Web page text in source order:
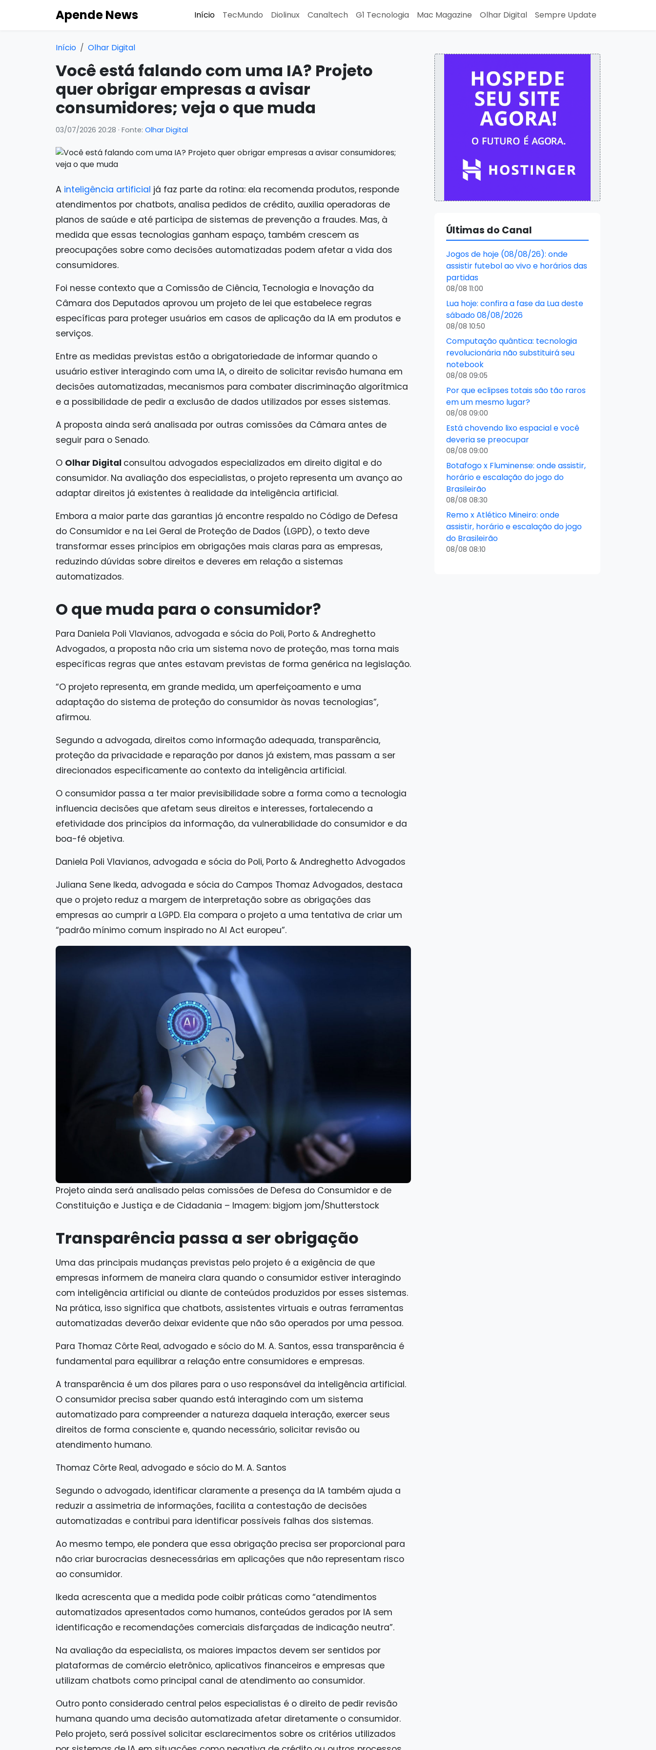
Apende News Início TecMundo Diolinux Canaltech G1 Tecnologia Mac Magazine Olhar Digital Sempre Update
Início Olhar Digital
Você está falando com uma IA? Projeto
quer obrigar empresas a avisar
consumidores; veja o que muda
03/07/2026 20:28 · Fonte: Olhar Digital
A inteligência artificial já faz parte da rotina: ela recomenda produtos, responde
atendimentos por chatbots, analisa pedidos de crédito, auxilia operadoras de
planos de saúde e até participa de sistemas de prevenção a fraudes. Mas, à
medida que essas tecnologias ganham espaço, também crescem as
preocupações sobre como decisões automatizadas podem afetar a vida dos
consumidores.
Foi nesse contexto que a Comissão de Ciência, Tecnologia e Inovação da
Câmara dos Deputados aprovou um projeto de lei que estabelece regras
específicas para proteger usuários em casos de aplicação da IA em produtos e
serviços.
Entre as medidas previstas estão a obrigatoriedade de informar quando o
usuário estiver interagindo com uma IA, o direito de solicitar revisão humana em
decisões automatizadas, mecanismos para combater discriminação algorítmica
e a possibilidade de pedir a exclusão de dados utilizados por esses sistemas.
A proposta ainda será analisada por outras comissões da Câmara antes de
seguir para o Senado.
O Olhar Digital consultou advogados especializados em direito digital e do
consumidor. Na avaliação dos especialistas, o projeto representa um avanço ao
adaptar direitos já existentes à realidade da inteligência artificial.
Embora a maior parte das garantias já encontre respaldo no Código de Defesa
do Consumidor e na Lei Geral de Proteção de Dados (LGPD), o texto deve
transformar esses princípios em obrigações mais claras para as empresas,
reduzindo dúvidas sobre direitos e deveres em relação a sistemas
automatizados.
O que muda para o consumidor?
Para Daniela Poli Vlavianos, advogada e sócia do Poli, Porto & Andreghetto
Advogados, a proposta não cria um sistema novo de proteção, mas torna mais
específicas regras que antes estavam previstas de forma genérica na legislação.
“O projeto representa, em grande medida, um aperfeiçoamento e uma
adaptação do sistema de proteção do consumidor às novas tecnologias”,
afirmou.
Segundo a advogada, direitos como informação adequada, transparência,
proteção da privacidade e reparação por danos já existem, mas passam a ser
direcionados especificamente ao contexto da inteligência artificial.
O consumidor passa a ter maior previsibilidade sobre a forma como a tecnologia
influencia decisões que afetam seus direitos e interesses, fortalecendo a
efetividade dos princípios da informação, da vulnerabilidade do consumidor e da
boa-fé objetiva.
Daniela Poli Vlavianos, advogada e sócia do Poli, Porto & Andreghetto Advogados
Juliana Sene Ikeda, advogada e sócia do Campos Thomaz Advogados, destaca
que o projeto reduz a margem de interpretação sobre as obrigações das
empresas ao cumprir a LGPD. Ela compara o projeto a uma tentativa de criar um
“padrão mínimo comum inspirado no AI Act europeu”.
Projeto ainda será analisado pelas comissões de Defesa do Consumidor e de
Constituição e Justiça e de Cidadania – Imagem: bigjom jom/Shutterstock
Transparência passa a ser obrigação
Uma das principais mudanças previstas pelo projeto é a exigência de que
empresas informem de maneira clara quando o consumidor estiver interagindo
com inteligência artificial ou diante de conteúdos produzidos por esses sistemas.
Na prática, isso significa que chatbots, assistentes virtuais e outras ferramentas
automatizadas deverão deixar evidente que não são operados por uma pessoa.
Para Thomaz Côrte Real, advogado e sócio do M. A. Santos, essa transparência é
fundamental para equilibrar a relação entre consumidores e empresas.
A transparência é um dos pilares para o uso responsável da inteligência artificial.
O consumidor precisa saber quando está interagindo com um sistema
automatizado para compreender a natureza daquela interação, exercer seus
direitos de forma consciente e, quando necessário, solicitar revisão ou
atendimento humano.
Thomaz Côrte Real, advogado e sócio do M. A. Santos
Segundo o advogado, identificar claramente a presença da IA também ajuda a
reduzir a assimetria de informações, facilita a contestação de decisões
automatizadas e contribui para identificar possíveis falhas dos sistemas.
Ao mesmo tempo, ele pondera que essa obrigação precisa ser proporcional para
não criar burocracias desnecessárias em aplicações que não representam risco
ao consumidor.
Ikeda acrescenta que a medida pode coibir práticas como “atendimentos
automatizados apresentados como humanos, conteúdos gerados por IA sem
identificação e recomendações comerciais disfarçadas de indicação neutra”.
Na avaliação da especialista, os maiores impactos devem ser sentidos por
plataformas de comércio eletrônico, aplicativos financeiros e empresas que
utilizam chatbots como principal canal de atendimento ao consumidor.
Outro ponto considerado central pelos especialistas é o direito de pedir revisão
humana quando uma decisão automatizada afetar diretamente o consumidor.
Pelo projeto, será possível solicitar esclarecimentos sobre os critérios utilizados
Últimas do Canal
Jogos de hoje (08/08/26): onde
assistir futebol ao vivo e horários das
partidas
08/08 11:00
Lua hoje: confira a fase da Lua deste
sábado 08/08/2026
08/08 10:50
Computação quântica: tecnologia
revolucionária não substituirá seu
notebook
08/08 09:05
Por que eclipses totais são tão raros
em um mesmo lugar?
08/08 09:00
Está chovendo lixo espacial e você
deveria se preocupar
08/08 09:00
Botafogo x Fluminense: onde assistir,
horário e escalação do jogo do
Brasileirão
08/08 08:30
Remo x Atlético Mineiro: onde
assistir, horário e escalação do jogo
do Brasileirão
08/08 08:10